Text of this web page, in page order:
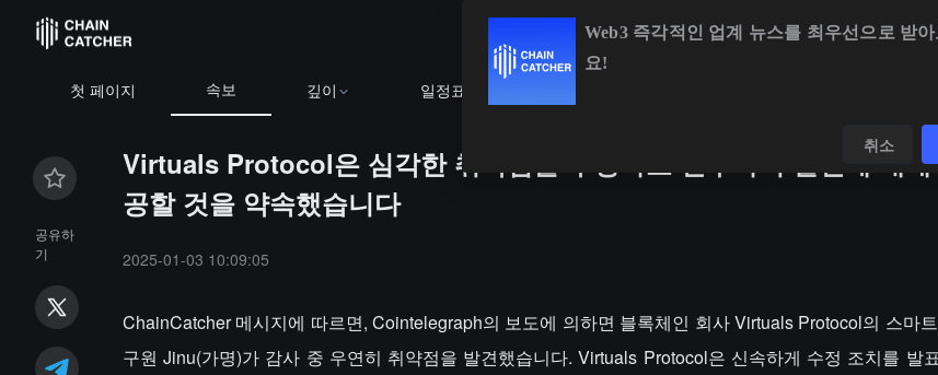
첫 페이지 속보 깊이 일정표
공유하
기
Virtuals Protocol은 심각한 취약점을 수정하고 연구자의 발견에 대해
공할 것을 약속했습니다
2025-01-03 10:09:05
ChainCatcher 메시지에 따르면, Cointelegraph의 보도에 의하면 블록체인 회사 Virtuals Protocol의 스마
구원 Jinu(가명)가 감사 중 우연히 취약점을 발견했습니다. Virtuals Protocol은 신속하게 수정 조치를 발
Web3 즉각적인 업계 뉴스를 최우선으로 받아
요!
취소